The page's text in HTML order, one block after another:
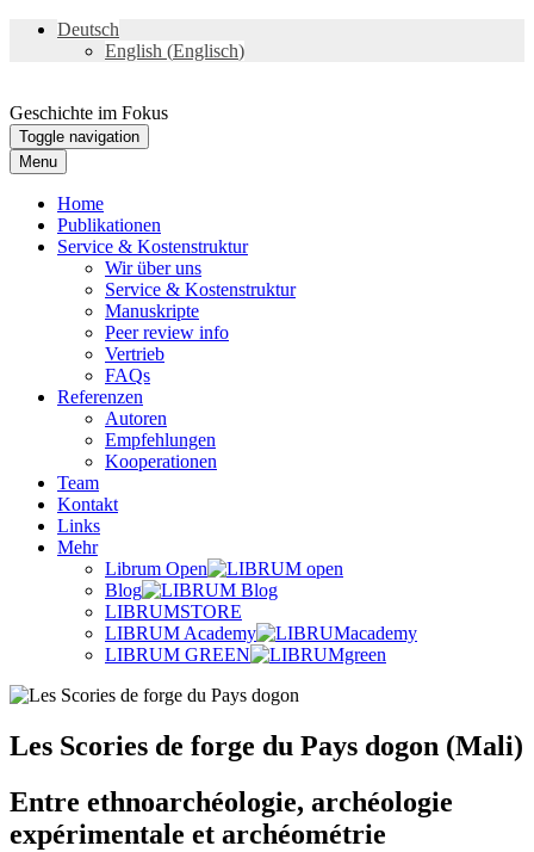
Deutsch
English (Englisch)
Geschichte im Fokus
Toggle navigation
Menu
Home
Publikationen
Service & Kostenstruktur
Wir über uns
Service & Kostenstruktur
Manuskripte
Peer review info
Vertrieb
FAQs
Referenzen
Autoren
Empfehlungen
Kooperationen
Team
Kontakt
Links
Mehr
Librum Open
Blog
LIBRUMSTORE
LIBRUM Academy
LIBRUM GREEN
Les Scories de forge du Pays dogon (Mali)
Entre ethnoarchéologie, archéologie
expérimentale et archéométrie